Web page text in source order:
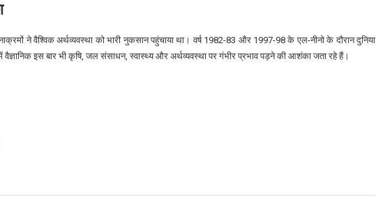
ने वैश्विक अर्थव्यवस्था को भारी नुकसान पहुंचाया था। वर्ष 1982-83 और 1997-98 के एल-नीनो के दौरान दुनिया
इस बार भी कृषि, जल संसाधन, स्वास्थ्य और अर्थव्यवस्था पर गंभीर प्रभाव पड़ने की आशंका जता रहे हैं।